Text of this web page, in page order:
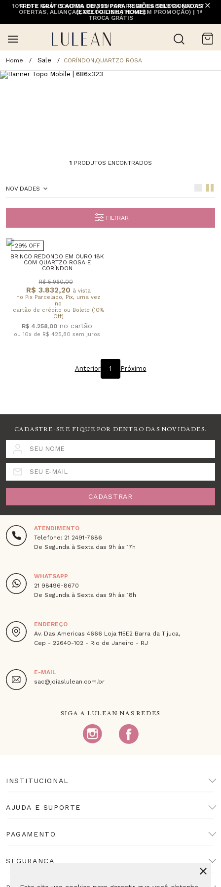
10% OFF NA 1ª COMPRA COM CUPOM PRIMEIRACOMPRA (EXCETO
OFERTAS, ALIANÇAS, RELÓGIOS E ITENS EM PROMOÇÃO) | 1ª
TROCA GRÁTIS
FRETE GRÁTIS ACIMA DE 399 PARA REGIÕES SELECIONADAS
(EXCETO LINHA HOME)
Sale CORÍNDON,QUARTZO ROSA
1 PRODUTOS ENCONTRADOS
NOVIDADES
FILTRAR
29% OFF
BRINCO REDONDO EM OURO 18K
COM QUARTZO ROSA E
CORÍNDON
R$ 3.832,20 à vista
no Pix Parcelado, Pix, uma vez
no
cartão de crédito ou Boleto (10%
Off)
R$ 5.960,00
R$ 4.258,00
ou 10x de R$ 425,80 sem juros
Anterior 1 Próximo
CADASTRE-SE E FIQUE POR DENTRO DAS NOVIDADES.
SEU NOME
SEU E-MAIL
CADASTRAR
ATENDIMENTO
Telefone: 21 2491-7686
De Segunda à Sexta das 9h às 17h
WHATSAPP
21 98496-8670
De Segunda à Sexta das 9h às 18h
ENDEREÇO
Av. Das Americas 4666 Loja 115E2 Barra da Tijuca,
Cep - 22640-102 - Rio de Janeiro - RJ
E-MAIL
sac@joiaslulean.com.br
SIGA A LULEAN NAS REDES
INSTITUCIONAL
AJUDA E SUPORTE
PAGAMENTO
SEGURANÇA